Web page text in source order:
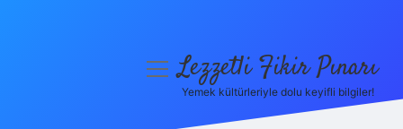
menüyüLezzetli Fikir Pınarı
Yemek kültürleriyle dolu keyifli bilgiler!